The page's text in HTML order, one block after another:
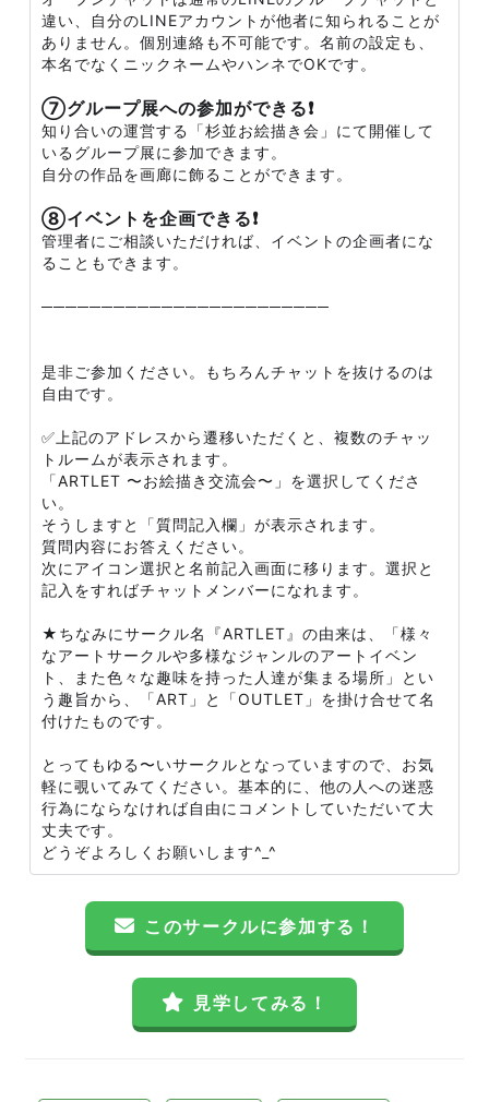
違い、自分のLINEアカウントが他者に知られることが
ありません。個別連絡も不可能です。名前の設定も、
本名でなくニックネームやハンネでOKです。
⑦グループ展への参加ができる❗
知り合いの運営する「杉並お絵描き会」にて開催して
いるグループ展に参加できます。
自分の作品を画廊に飾ることができます。
⑧イベントを企画できる❗
管理者にご相談いただければ、イベントの企画者にな
ることもできます。
────────────────────────
是非ご参加ください。もちろんチャットを抜けるのは
自由です。
✅上記のアドレスから遷移いただくと、複数のチャッ
トルームが表示されます。
「ARTLET 〜お絵描き交流会〜」を選択してくださ
い。
そうしますと「質問記入欄」が表示されます。
質問内容にお答えください。
次にアイコン選択と名前記入画面に移ります。選択と
記入をすればチャットメンバーになれます。
★ちなみにサークル名『ARTLET』の由来は、「様々
なアートサークルや多様なジャンルのアートイベン
ト、また色々な趣味を持った人達が集まる場所」とい
う趣旨から、「ART」と「OUTLET」を掛け合せて名
付けたものです。
とってもゆる〜いサークルとなっていますので、お気
軽に覗いてみてください。基本的に、他の人への迷惑
行為にならなければ自由にコメントしていただいて大
丈夫です。
どうぞよろしくお願いします^_^
このサークルに参加する！
見学してみる！